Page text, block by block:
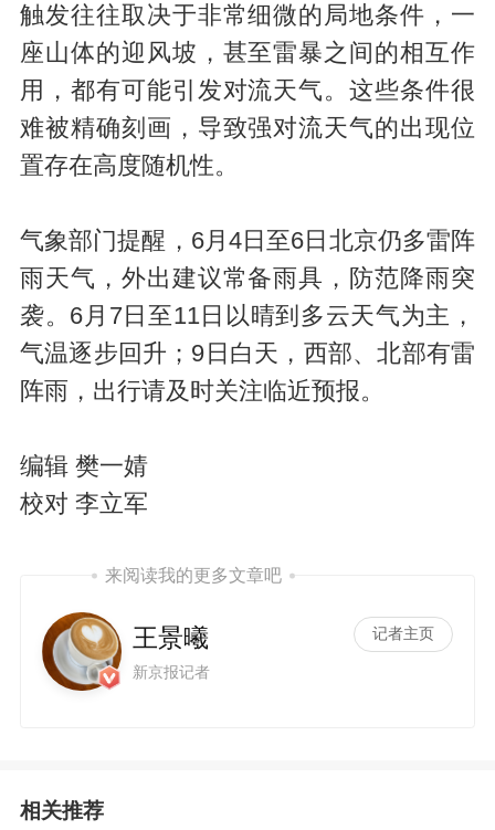
触发往往取决于非常细微的局地条件，一
座山体的迎风坡，甚至雷暴之间的相互作
用，都有可能引发对流天气。这些条件很
难被精确刻画，导致强对流天气的出现位
置存在高度随机性。
气象部门提醒，6月4日至6日北京仍多雷阵
雨天气，外出建议常备雨具，防范降雨突
袭。6月7日至11日以晴到多云天气为主，
气温逐步回升；9日白天，西部、北部有雷
阵雨，出行请及时关注临近预报。
编辑 樊一婧
校对 李立军
来阅读我的更多文章吧
王景曦
新京报记者
记者主页
相关推荐